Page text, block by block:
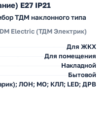
E27 IP21
ТДМ наклонного типа
Electric (ТДМ Электрик)
Для ЖКХ
Для помещения
Накладной
Бытовой
ЛОН; МО; КЛЛ; LED; ДРВ